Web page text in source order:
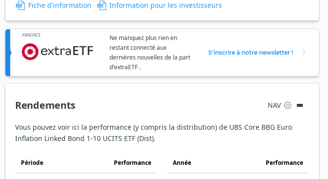
Fiche d'information
Information pour les investisseurs
ANNONCE
Ne manquez plus rien en
restant connecté aux
dernières nouvelles de la part
d'extraETF .
S'inscrire à notre newsletter !
Rendements NAV
Vous pouvez voir ici la performance (y compris la distribution) de UBS Core BBG Euro
Inflation Linked Bond 1-10 UCITS ETF (Dist).
Période Performance Année Performance